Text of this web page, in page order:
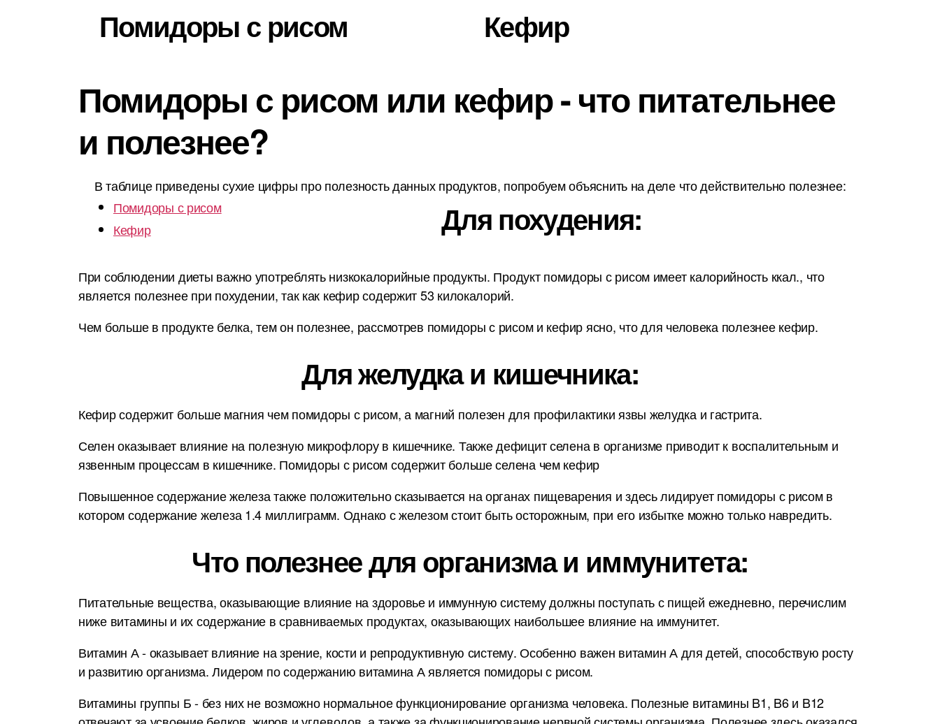
Помидоры с рисом Кефир
Помидоры с рисом или кефир - что питательнее
и полезнее?
В таблице приведены сухие цифры про полезность данных продуктов, попробуем объяснить на деле что действительно полезнее:
Помидоры с рисом
Кефир
Для похудения:
При соблюдении диеты важно употреблять низкокалорийные продукты. Продукт помидоры с рисом имеет калорийность ккал., что
является полезнее при похудении, так как кефир содержит 53 килокалорий.
Чем больше в продукте белка, тем он полезнее, рассмотрев помидоры с рисом и кефир ясно, что для человека полезнее кефир.
Для желудка и кишечника:
Кефир содержит больше магния чем помидоры с рисом, а магний полезен для профилактики язвы желудка и гастрита.
Селен оказывает влияние на полезную микрофлору в кишечнике. Также дефицит селена в организме приводит к воспалительным и
язвенным процессам в кишечнике. Помидоры с рисом содержит больше селена чем кефир
Повышенное содержание железа также положительно сказывается на органах пищеварения и здесь лидирует помидоры с рисом в
котором содержание железа 1.4 миллиграмм. Однако с железом стоит быть осторожным, при его избытке можно только навредить.
Что полезнее для организма и иммунитета:
Питательные вещества, оказывающие влияние на здоровье и иммунную систему должны поступать с пищей ежедневно, перечислим
ниже витамины и их содержание в сравниваемых продуктах, оказывающих наибольшее влияние на иммунитет.
Витамин А - оказывает влияние на зрение, кости и репродуктивную систему. Особенно важен витамин А для детей, способствую росту
и развитию организма. Лидером по содержанию витамина А является помидоры с рисом.
Витамины группы Б - без них не возможно нормальное функционирование организма человека. Полезные витамины B1, B6 и B12